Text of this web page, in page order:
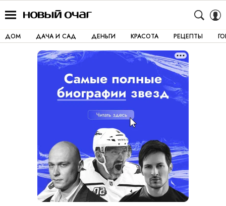
ДОМ ДАЧА И САД ДЕНЬГИ КРАСОТА РЕЦЕПТЫ